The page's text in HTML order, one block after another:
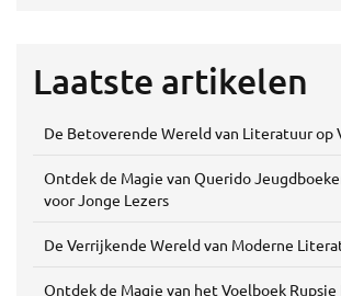
Laatste artikelen
De Betoverende Wereld van Literatuur op
Ontdek de Magie van Querido
voor Jonge Lezers
De Verrijkende Wereld van Moderne
Ontdek de Magie van het Voelboek